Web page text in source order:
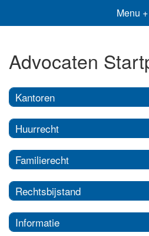
Menu +
Advocaten
Kantoren
Huurrecht
Familierecht
Rechtsbijstand
Informatie